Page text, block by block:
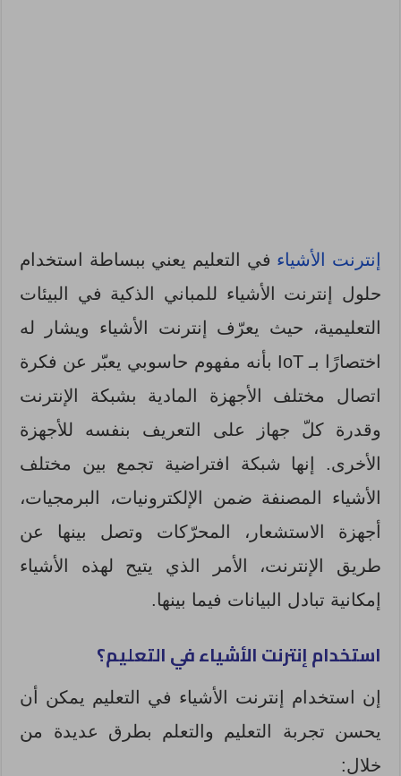
إنترنت الأشياء في التعليم يعني ببساطة استخدام
حلول إنترنت الأشياء للمباني الذكية في البيئات
التعليمية، حيث يعرّف إنترنت الأشياء ويشار له
اختصارًا بـ IoT بأنه مفهوم حاسوبي يعبّر عن فكرة
اتصال مختلف الأجهزة المادية بشبكة الإنترنت
وقدرة كلّ جهاز على التعريف بنفسه للأجهزة
الأخرى. إنها شبكة افتراضية تجمع بين مختلف
الأشياء المصنفة ضمن الإلكترونيات، البرمجيات،
أجهزة الاستشعار، المحرّكات وتصل بينها عن
طريق الإنترنت، الأمر الذي يتيح لهذه الأشياء
إمكانية تبادل البيانات فيما بينها.
استخدام إنترنت الأشياء في التعليم؟
إن استخدام إنترنت الأشياء في التعليم يمكن أن
يحسن تجربة التعليم والتعلم بطرق عديدة من
خلال: